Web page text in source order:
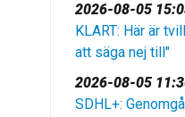
2026-08-05
KLART: Här är
att säga nej till"
2026-08-05
SDHL+: